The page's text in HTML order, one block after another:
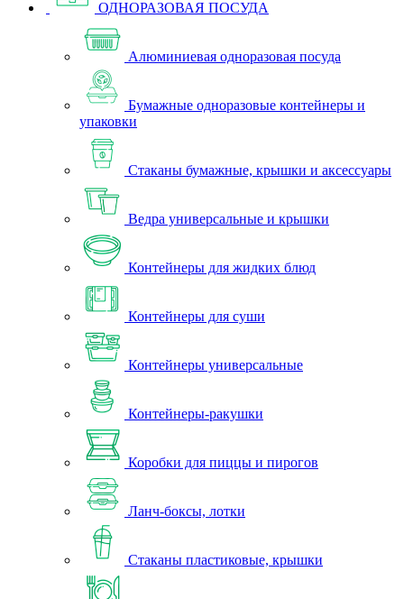
ОДНОРАЗОВАЯ ПОСУДА
Алюминиевая одноразовая посуда
Бумажные одноразовые контейнеры и
упаковки
Стаканы бумажные, крышки и аксессуары
Ведра универсальные и крышки
Контейнеры для жидких блюд
Контейнеры для суши
Контейнеры универсальные
Контейнеры-ракушки
Коробки для пиццы и пирогов
Ланч-боксы, лотки
Стаканы пластиковые, крышки